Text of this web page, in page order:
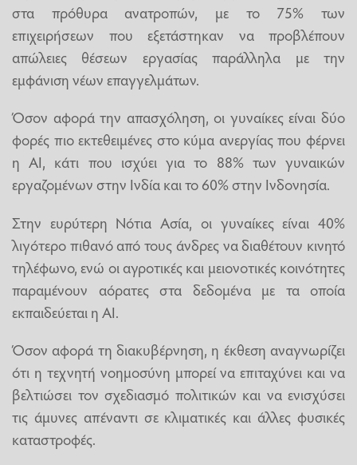
στα πρόθυρα ανατροπών, με το 75% των
επιχειρήσεων που εξετάστηκαν να προβλέπουν
απώλειες θέσεων εργασίας παράλληλα με την
εμφάνιση νέων επαγγελμάτων.
Όσον αφορά την απασχόληση, οι γυναίκες είναι δύο
φορές πιο εκτεθειμένες στο κύμα ανεργίας που φέρνει
η ΑΙ, κάτι που ισχύει για το 88% των γυναικών
εργαζομένων στην Ινδία και το 60% στην Ινδονησία.
Στην ευρύτερη Νότια Ασία, οι γυναίκες είναι 40%
λιγότερο πιθανό από τους άνδρες να διαθέτουν κινητό
τηλέφωνο, ενώ οι αγροτικές και μειονοτικές κοινότητες
παραμένουν αόρατες στα δεδομένα με τα οποία
εκπαιδεύεται η ΑΙ.
Όσον αφορά τη διακυβέρνηση, η έκθεση αναγνωρίζει
ότι η τεχνητή νοημοσύνη μπορεί να επιταχύνει και να
βελτιώσει τον σχεδιασμό πολιτικών και να ενισχύσει
τις άμυνες απέναντι σε κλιματικές και άλλες φυσικές
καταστροφές.